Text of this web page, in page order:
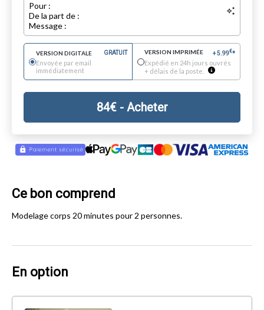
Pour :
De la part de :
Message :
VERSION DIGITALE GRATUIT
Envoyée par email
immédiatement
VERSION IMPRIMÉE +5.99€*
Expédié en 24h jours ouvrés
+ délais de la poste.
84€- Acheter
Ce bon comprend
Modelage corps 20 minutes pour 2 personnes.
En option